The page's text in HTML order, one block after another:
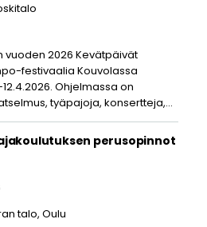
vuoden 2026 Kevätpäivät
festivaalia Kouvolassa
Ohjelmassa on
tyäpajoja, konsertteja,…
perusopinnot
talo, Oulu